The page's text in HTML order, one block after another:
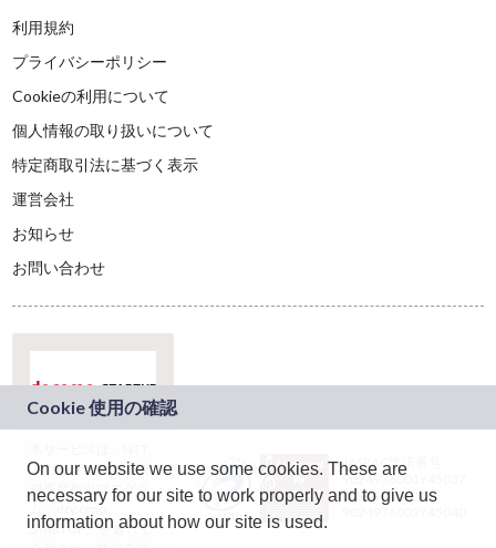
利用規約
プライバシーポリシー
Cookieの利用について
個人情報の取り扱いについて
特定商取引法に基づく表示
運営会社
お知らせ
お問い合わせ
ドコモグループの新
規事業創出プログラ
ム「docomo
STARTUP」を通じて
JASRAC許諾番号：
9024936001Y45037
JASRAC許諾番号：
On our website we use some cookies. These are
necessary for our site to work properly and to give us
information about how our site is used.